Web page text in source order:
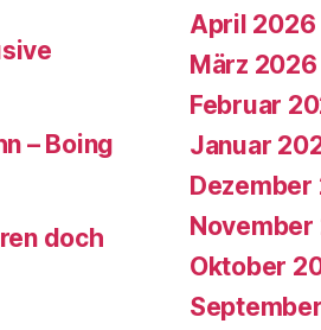
– Boing
doch
April 2026
März 2026
Februar
Januar
Dezember
November
Oktober